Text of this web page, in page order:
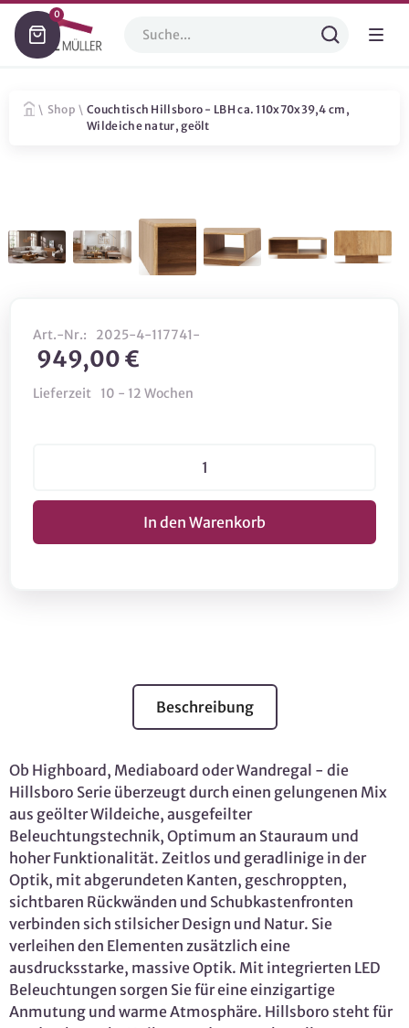
0
\ Shop \ Couchtisch Hillsboro - LBH ca. 110x70x39,4 cm,
Wildeiche natur, geölt
Art.-Nr.: 2025-4-117741-
949,00 €
Lieferzeit 10 - 12 Wochen
Beschreibung
Ob Highboard, Mediaboard oder Wandregal - die
Hillsboro Serie überzeugt durch einen gelungenen Mix
aus geölter Wildeiche, ausgefeilter
Beleuchtungstechnik, Optimum an Stauraum und
hoher Funktionalität. Zeitlos und geradlinige in der
Optik, mit abgerundeten Kanten, geschroppten,
sichtbaren Rückwänden und Schubkastenfronten
verbinden sich stilsicher Design und Natur. Sie
verleihen den Elementen zusätzlich eine
ausdrucksstarke, massive Optik. Mit integrierten LED
Beleuchtungen sorgen Sie für eine einzigartige
Anmutung und warme Atmosphäre. Hillsboro steht für